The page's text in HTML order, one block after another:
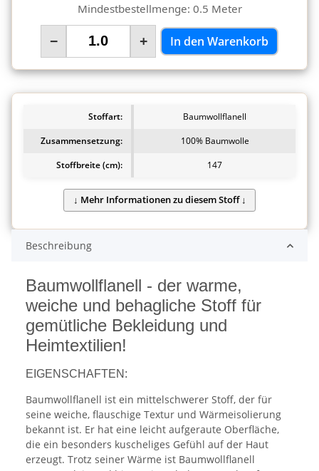
Mindestbestellmenge: 0.5 Meter
− + In den Warenkorb
Stoffart:
Baumwollflanell
Zusammensetzung:
100% Baumwolle
Stoffbreite (cm):
147
Beschreibung
Baumwollflanell - der warme,
weiche und behagliche Stoff für
gemütliche Bekleidung und
Heimtextilien!
EIGENSCHAFTEN:
Baumwollflanell ist ein mittelschwerer Stoff, der für
seine weiche, flauschige Textur und Wärmeisolierung
bekannt ist. Er hat eine leicht aufgeraute Oberfläche,
die ein besonders kuscheliges Gefühl auf der Haut
erzeugt. Trotz seiner Wärme ist Baumwollflanell